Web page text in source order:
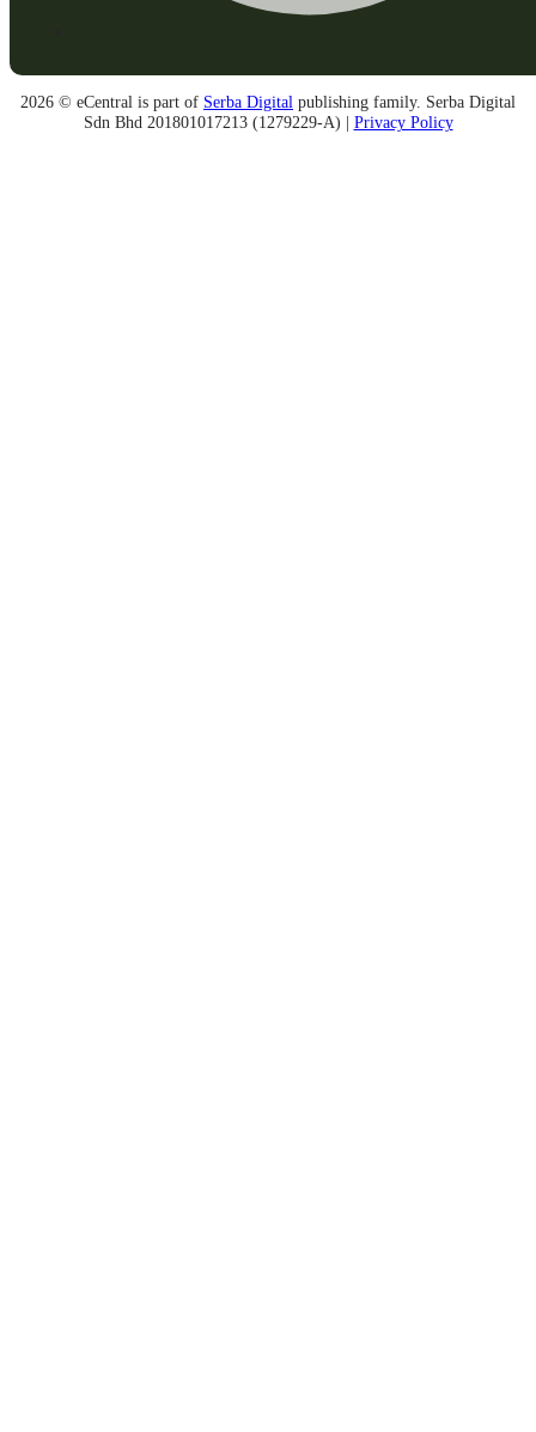
2026 © eCentral is part of Serba Digital publishing family. Serba Digital
Sdn Bhd 201801017213 (1279229-A) | Privacy Policy